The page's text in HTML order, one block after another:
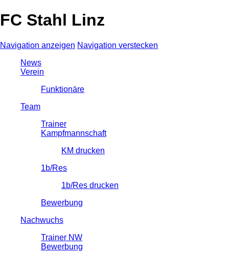
FC Stahl Linz
Navigation anzeigen Navigation verstecken
News
Verein
Funktionäre
Team
Trainer
Kampfmannschaft
KM drucken
1b/Res
1b/Res drucken
Bewerbung
Nachwuchs
Trainer NW
Bewerbung